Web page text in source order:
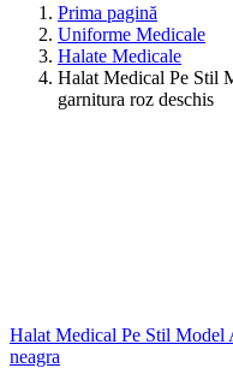
Prima pagină
Uniforme Medicale
Halate Medicale
Halat Medical Pe Stil
garnitura roz deschis
Halat Medical Pe Stil Model
neagra